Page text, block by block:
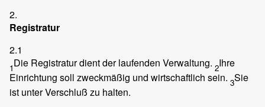
2.
Registratur
2.1
1Die Registratur dient der laufenden Verwaltung. 2Ihre
Einrichtung soll zweckmäßig und wirtschaftlich sein. 3Sie
ist unter Verschluß zu halten.